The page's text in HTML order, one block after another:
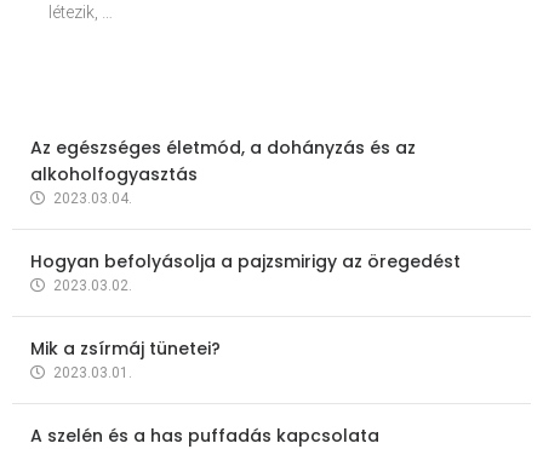
létezik, …
Az egészséges életmód, a dohányzás és az
alkoholfogyasztás
2023.03.04.
Hogyan befolyásolja a pajzsmirigy az öregedést
2023.03.02.
Mik a zsírmáj tünetei?
2023.03.01.
A szelén és a has puffadás kapcsolata